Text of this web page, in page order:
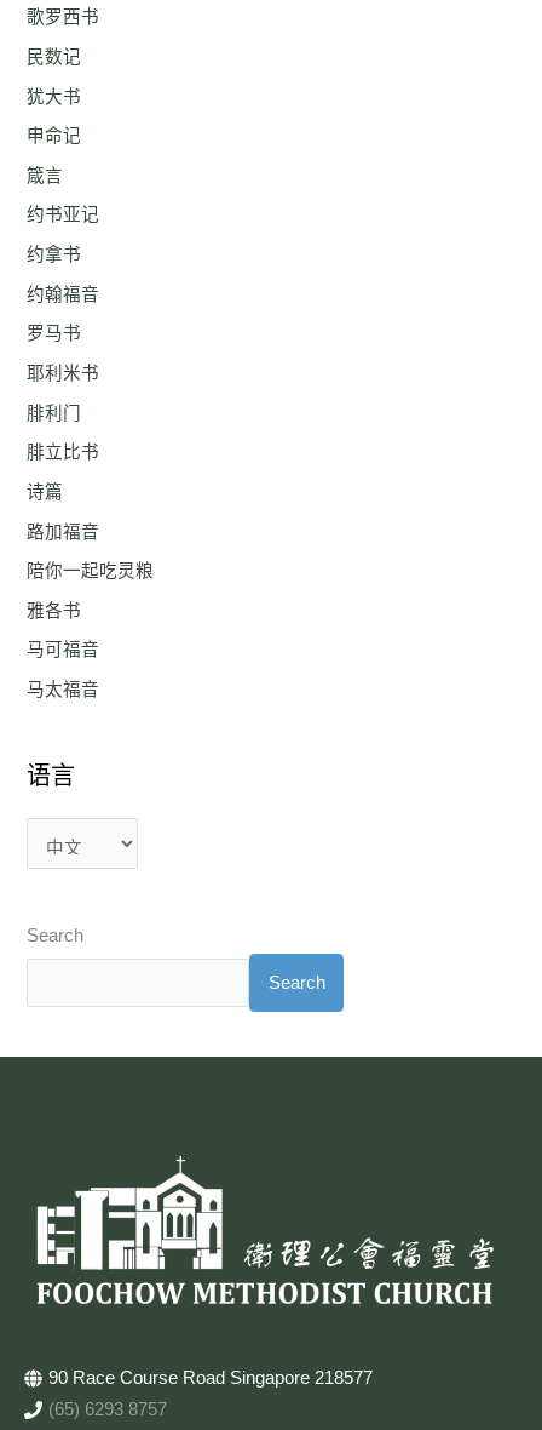
歌罗西书
民数记
犹大书
申命记
箴言
约书亚记
约拿书
约翰福音
罗马书
耶利米书
腓利门
腓立比书
诗篇
路加福音
陪你一起吃灵粮
雅各书
马可福音
马太福音
语言
Search
Search
90 Race Course Road Singapore 218577
(65) 6293 8757